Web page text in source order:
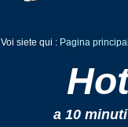
Voi siete qui : Pagina
a 10